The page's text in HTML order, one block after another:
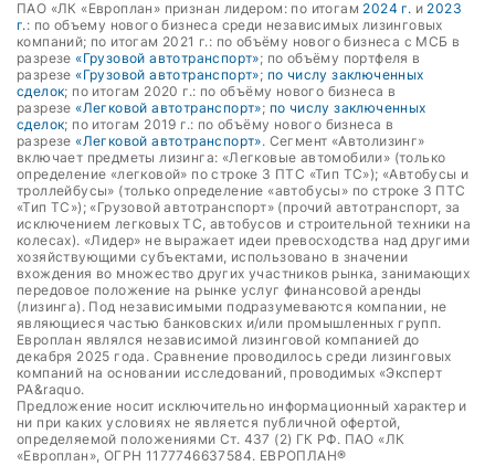
ПАО «ЛК «Европлан» признан лидером: по итогам 2024 г. и 2023
г.: по объему нового бизнеса среди независимых лизинговых
компаний; по итогам 2021 г.: по объёму нового бизнеса с МСБ в
разрезе «Грузовой автотранспорт»; по объёму портфеля в
разрезе «Грузовой автотранспорт»; по числу заключенных
сделок; по итогам 2020 г.: по объёму нового бизнеса в
разрезе «Легковой автотранспорт»; по числу заключенных
сделок; по итогам 2019 г.: по объёму нового бизнеса в
разрезе «Легковой автотранспорт». Сегмент «Автолизинг»
включает предметы лизинга: «Легковые автомобили» (только
определение «легковой» по строке 3 ПТС «Тип ТС»); «Автобусы и
троллейбусы» (только определение «автобусы» по строке 3 ПТС
«Тип ТС»); «Грузовой автотранспорт» (прочий автотранспорт, за
исключением легковых ТС, автобусов и строительной техники на
колесах). «Лидер» не выражает идеи превосходства над другими
хозяйствующими субъектами, использовано в значении
вхождения во множество других участников рынка, занимающих
передовое положение на рынке услуг финансовой аренды
(лизинга). Под независимыми подразумеваются компании, не
являющиеся частью банковских и/или промышленных групп.
Европлан являлся независимой лизинговой компанией до
декабря 2025 года. Сравнение проводилось среди лизинговых
компаний на основании исследований, проводимых «Эксперт
РА&raquo.
Предложение носит исключительно информационный характер и
ни при каких условиях не является публичной офертой,
определяемой положениями Ст. 437 (2) ГК РФ. ПАО «ЛК
«Европлан», ОГРН 1177746637584. ЕВРОПЛАН®